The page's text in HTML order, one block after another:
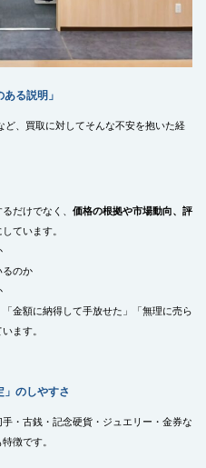
る説明」
ど、買取に対してそんな不安を抱いた経
だけでなく、 価格の根拠や市場動向、評
ています。
るのか
金額に納得して手放せた」「無理に売ら
ます。
のしやすさ
・古銭・記念硬貨・ジュエリー・金券な
徴です。